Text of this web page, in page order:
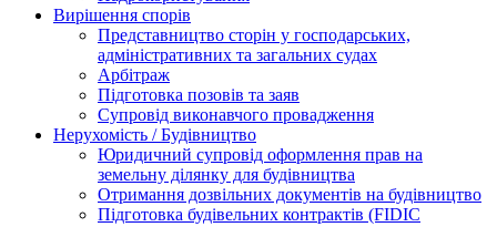
Вирішення спорів
Представництво сторін у господарських,
адміністративних та загальних судах
Арбітраж
Підготовка позовів та заяв
Супровід виконавчого провадження
Нерухомість / Будівництво
Юридичний супровід оформлення прав на
земельну ділянку для будівництва
Отримання дозвільних документів на будівництво
Підготовка будівельних контрактів (FIDIC